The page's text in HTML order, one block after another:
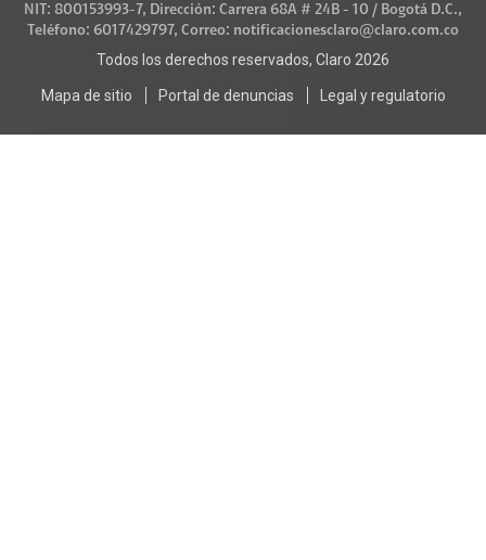
NIT: 800153993-7, Dirección: Carrera 68A # 24B - 10 / Bogotá D.C.,
Teléfono: 6017429797, Correo: notificacionesclaro@claro.com.co
Todos los derechos reservados, Claro 2026
Mapa de sitio Portal de denuncias Legal y regulatorio